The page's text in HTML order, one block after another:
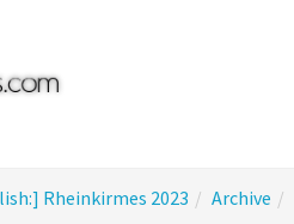
Rheinkirmes 2023 Archive